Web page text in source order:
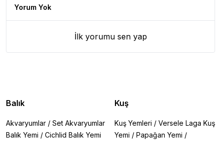
Yorum Yok
İlk yorumu sen yap
Balık
Akvaryumlar / Set Akvaryumlar
Balık Yemi / Cichlid Balık Yemi
Kuş
Kuş Yemleri / Versele Laga Kuş
Yemi / Papağan Yemi /